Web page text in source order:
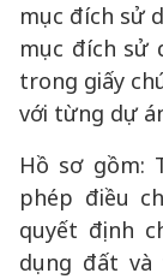
mục đích sử
mục đích sử
trong giấy
với từng dự
Hồ sơ gồm:
phép điều
quyết định
dụng đất